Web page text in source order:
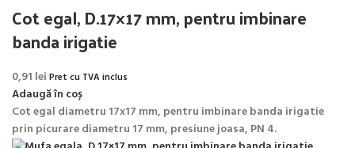
Cot egal, D.17×17 mm, pentru imbinare
banda irigatie
0,91 lei Pret cu TVA inclus
Adaugă în coș
Cot egal diametru 17x17 mm, pentru imbinare banda irigatie
prin picurare diametru 17 mm, presiune joasa, PN 4.